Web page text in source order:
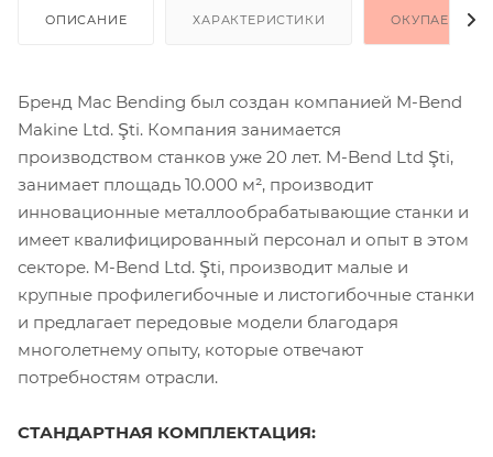
ОПИСАНИЕ ХАРАКТЕРИСТИКИ
Бренд Mac Bending был создан компанией M-Bend
Makine Ltd. Şti. Компания занимается
производством станков уже 20 лет. M-Bend Ltd Şti,
занимает площадь 10.000 м², производит
инновационные металлообрабатывающие станки и
имеет квалифицированный персонал и опыт в этом
секторе. M-Bend Ltd. Şti, производит малые и
крупные профилегибочные и листогибочные станки
и предлагает передовые модели благодаря
многолетнему опыту, которые отвечают
потребностям отрасли.
СТАНДАРТНАЯ КОМПЛЕКТАЦИЯ: